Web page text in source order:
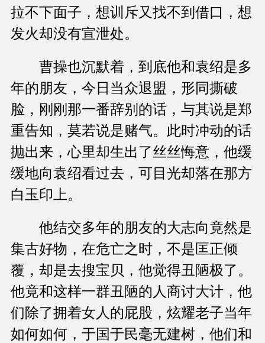
拉不下面子，想训斥又找不到借口，想
发火却没有宣泄处。
曹操也沉默着，到底他和袁绍是多
年的朋友，今日当众退盟，形同撕破
脸，刚刚那一番辞别的话，与其说是郑
重告知，莫若说是赌气。此时冲动的话
抛出来，心里却生出了丝丝悔意，他缓
缓地向袁绍看过去，可目光却落在那方
白玉印上。
他结交多年的朋友的大志向竟然是
集古好物，在危亡之时，不是匡正倾
覆，却是去搜宝贝，他觉得丑陋极了。
他竟和这样一群丑陋的人商讨大计，他
们除了拥着女人的屁股，炫耀老子当年
如何如何，于国于民毫无建树，他们和